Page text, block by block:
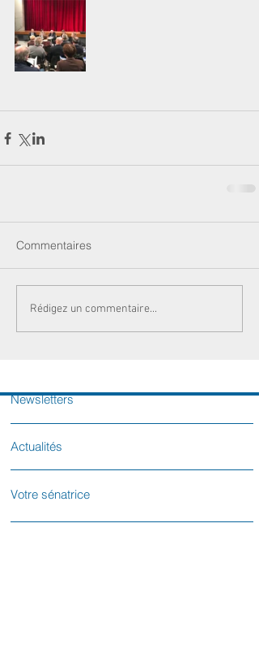
Commentaires
Rédigez un commentaire...
Newsletters
Actualités
Votre sénatrice